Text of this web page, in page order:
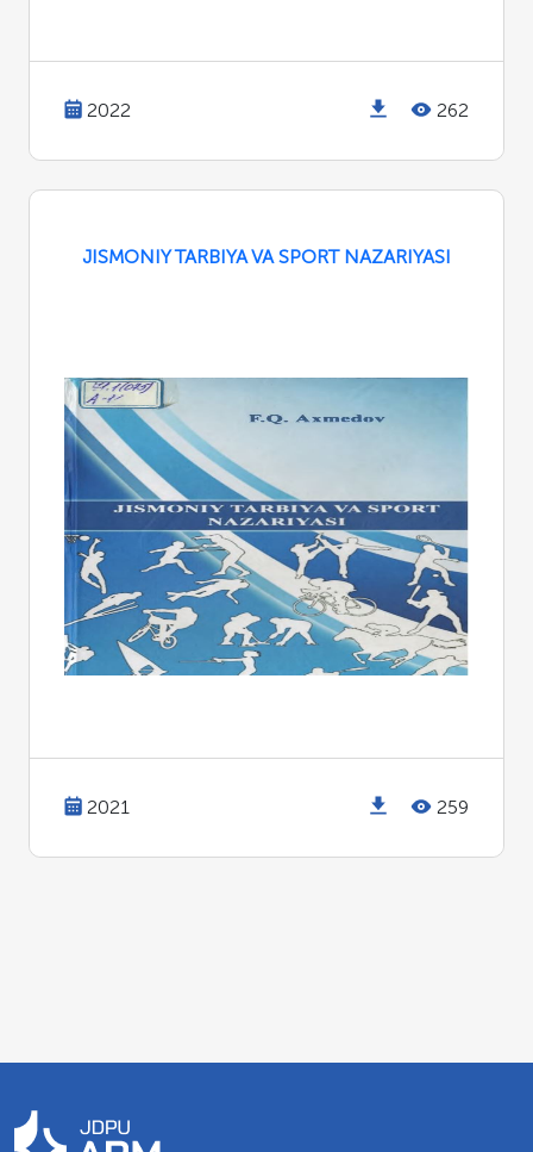
2022 262
JISMONIY TARBIYA VA SPORT NAZARIYASI
2021 259